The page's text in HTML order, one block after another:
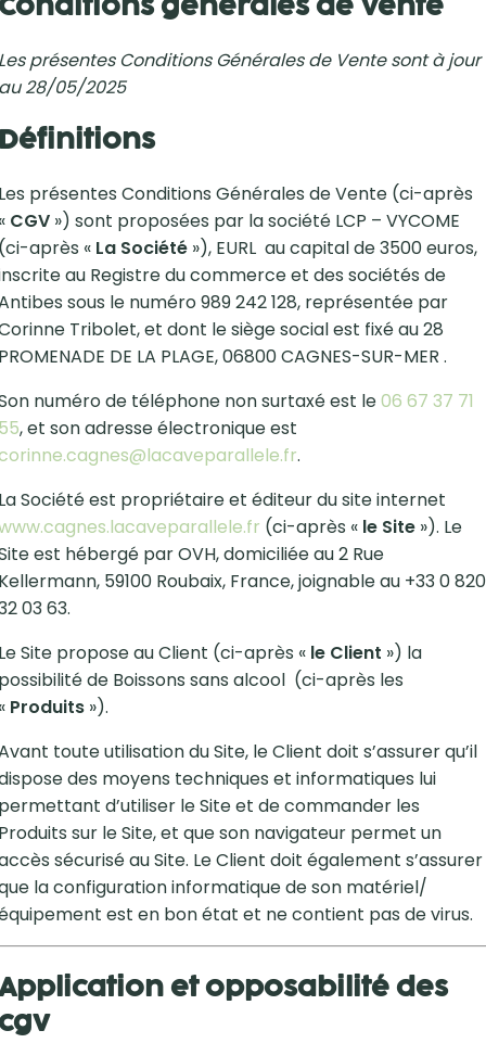
générales de Vente
présentes Conditions Générales de Vente sont à jour
28/05/2025
présentes Conditions Générales de Vente (ci-après
CGV ») sont proposées par la société LCP – VYCOME
après « La Société »), EURL au capital de 3500 euros,
au Registre du commerce et des sociétés de
sous le numéro 989 242 128, représentée par
Tribolet, et dont le siège social est fixé au 28
DE LA PLAGE, 06800 CAGNES-SUR-MER .
numéro de téléphone non surtaxé est le06 67 37 71
, et son adresse électronique est
.
Société est propriétaire et éditeur du site internet
(ci-après « le Site »). Le
est hébergé par OVH, domiciliée au 2 Rue
59100 Roubaix, France, joignable au +33 0 820
03 63.
Site propose au Client (ci-après « le Client ») la
de Boissons sans alcool (ci-après les
Produits »).
toute utilisation du Site, le Client doit s’assurer qu’il
des moyens techniques et informatiques lui
d’utiliser le Site et de commander les
sur le Site, et que son navigateur permet un
sécurisé au Site. Le Client doit également s’assurer
la configuration informatique de son matériel/
est en bon état et ne contient pas de virus.
et opposabilité des